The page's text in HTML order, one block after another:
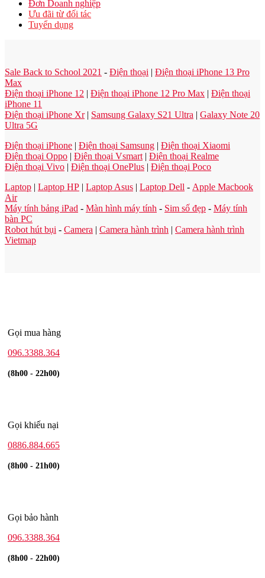
Đơn Doanh nghiệp
Ưu đãi từ đối tác
Tuyển dụng
Sale Back to School 2021 - Điện thoại | Điện thoại iPhone 13 Pro
Max
Điện thoại iPhone 12 | Điện thoại iPhone 12 Pro Max | Điện thoại
iPhone 11
Điện thoại iPhone Xr| Samsung Galaxy S21 Ultra | Galaxy Note 20
Ultra 5G
Điện thoại iPhone | Điện thoại Samsung | Điện thoại Xiaomi
Điện thoại Oppo | Điện thoại Vsmart | Điện thoại Realme
Điện thoại Vivo | Điện thoại OnePlus | Điện thoại Poco
Laptop | Laptop HP | Laptop Asus | Laptop Dell - Apple Macbook
Air
Máy tính bảng iPad - Màn hình máy tính - Sim số đẹp - Máy tính
bàn PC
Robot hút bụi - Camera | Camera hành trình | Camera hành trình
Vietmap
Gọi mua hàng
096.3388.364
(8h00 - 22h00)
Gọi khiếu nại
0886.884.665
(8h00 - 21h00)
Gọi bảo hành
096.3388.364
(8h00 - 22h00)